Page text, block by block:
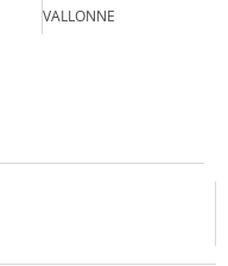
VALLONNE